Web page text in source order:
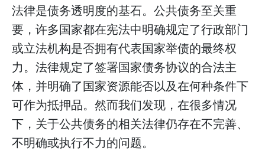
法律是债务透明度的基石。公共债务至关重
要，许多国家都在宪法中明确规定了行政部门
或立法机构是否拥有代表国家举债的最终权
力。法律规定了签署国家债务协议的合法主
体，并明确了国家资源能否以及在何种条件下
可作为抵押品。然而我们发现，在很多情况
下，关于公共债务的相关法律仍存在不完善、
不明确或执行不力的问题。